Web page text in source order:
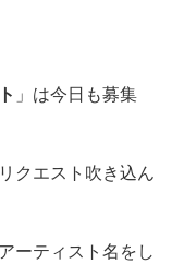
」は今日も募集
クエスト吹き込ん
ーティスト名をし